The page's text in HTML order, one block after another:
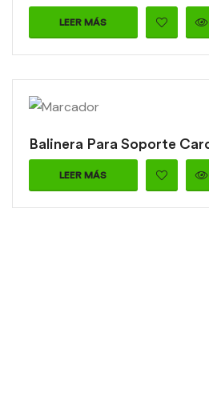
LEER MÁS
Balinera Para Soporte
LEER MÁS